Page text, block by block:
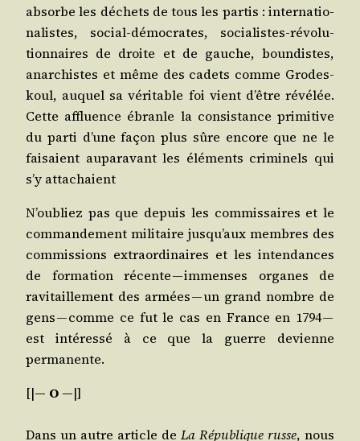
absorbe les déchets de tous les par­tis : inter­na­tio­
na­listes, social-démo­crates, socia­listes-révo­lu­
tion­naires de droite et de gauche, boun­distes,
anar­chistes et même des cadets comme Gro­des­
koul, auquel sa véri­table foi vient d’être révé­lée.
Cette affluence ébranle la consis­tance pri­mi­tive
du par­ti d’une façon plus sûre encore que ne le
fai­saient aupa­ra­vant les élé­ments cri­mi­nels qui
s’y attachaient
N’oubliez pas que depuis les com­mis­saires et le
com­man­de­ment mili­taire jusqu’aux membres des
com­mis­sions extra­or­di­naires et les inten­dances
de for­ma­tion récente — immenses organes de
ravi­taille­ment des armées — un grand nombre de
gens — comme ce fut le cas en France en 1794 —
est inté­res­sé à ce que la guerre devienne
permanente.
[|— O —|]
Dans un autre article de La Répu­blique russe, nous